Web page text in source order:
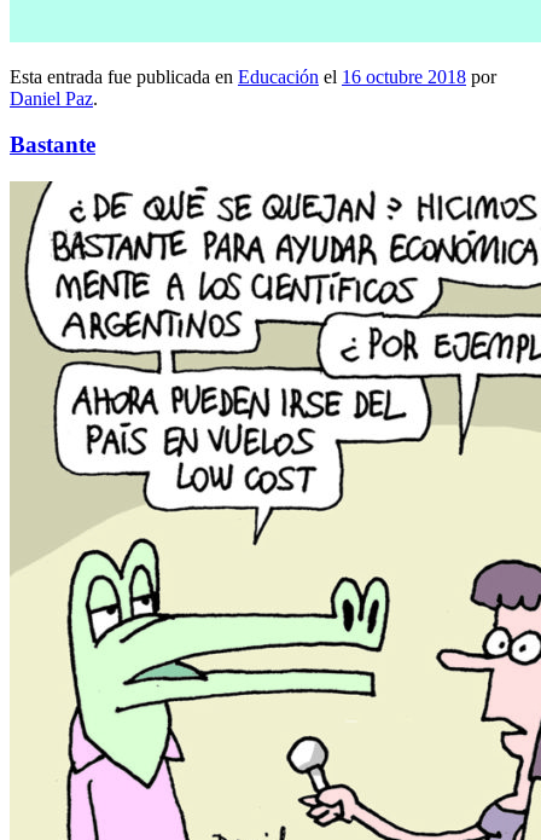
Esta entrada fue publicada en Educación el 16 octubre 2018 por
Daniel Paz.
Bastante